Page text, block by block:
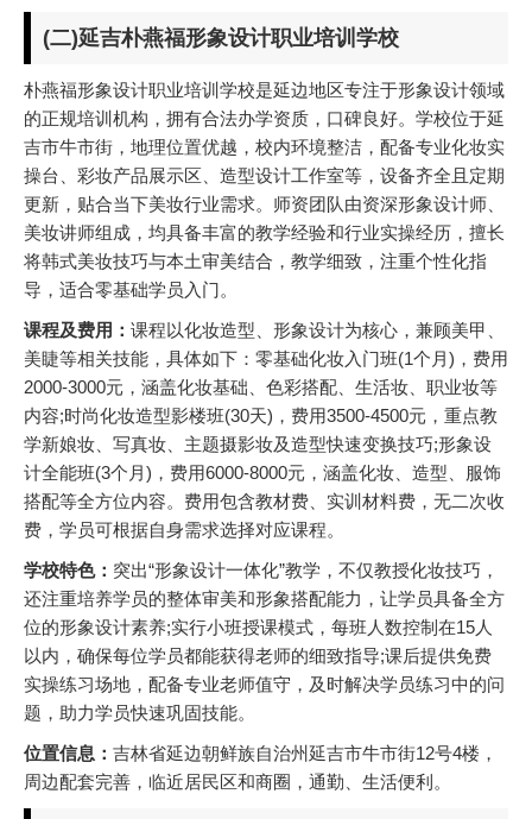
(二)延吉朴燕福形象设计职业培训学校
朴燕福形象设计职业培训学校是延边地区专注于形象设计领域
的正规培训机构，拥有合法办学资质，口碑良好。学校位于延
吉市牛市街，地理位置优越，校内环境整洁，配备专业化妆实
操台、彩妆产品展示区、造型设计工作室等，设备齐全且定期
更新，贴合当下美妆行业需求。师资团队由资深形象设计师、
美妆讲师组成，均具备丰富的教学经验和行业实操经历，擅长
将韩式美妆技巧与本土审美结合，教学细致，注重个性化指
导，适合零基础学员入门。
课程及费用： 课程以化妆造型、形象设计为核心，兼顾美甲、
美睫等相关技能，具体如下：零基础化妆入门班(1个月)，费用
2000-3000元，涵盖化妆基础、色彩搭配、生活妆、职业妆等
内容;时尚化妆造型影楼班(30天)，费用3500-4500元，重点教
学新娘妆、写真妆、主题摄影妆及造型快速变换技巧;形象设
计全能班(3个月)，费用6000-8000元，涵盖化妆、造型、服饰
搭配等全方位内容。费用包含教材费、实训材料费，无二次收
费，学员可根据自身需求选择对应课程。
学校特色： 突出“形象设计一体化”教学，不仅教授化妆技巧，
还注重培养学员的整体审美和形象搭配能力，让学员具备全方
位的形象设计素养;实行小班授课模式，每班人数控制在15人
以内，确保每位学员都能获得老师的细致指导;课后提供免费
实操练习场地，配备专业老师值守，及时解决学员练习中的问
题，助力学员快速巩固技能。
位置信息： 吉林省延边朝鲜族自治州延吉市牛市街12号4楼，
周边配套完善，临近居民区和商圈，通勤、生活便利。